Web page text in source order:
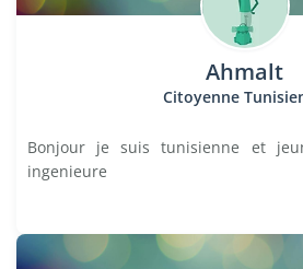
Ahmalt
Citoyenne
Bonjour je suis tunisienne et
ingenieure